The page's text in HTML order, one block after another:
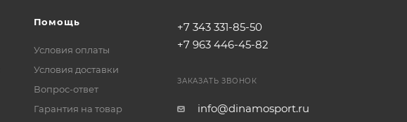
Помощь
Условия оплаты
Условия доставки
Вопрос-ответ
Гарантия на товар
+7 343 331-85-50
+7 963 446-45-82
ЗАКАЗАТЬ ЗВОНОК
info@dinamosport.ru